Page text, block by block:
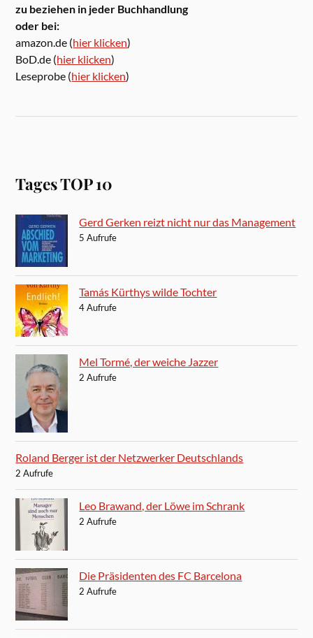
zu beziehen in jeder Buchhandlung
oder bei:
amazon.de (hier klicken)
BoD.de (hier klicken)
Leseprobe (hier klicken)
Tages TOP 10
Gerd Gerken reizt nicht nur das Management
5 Aufrufe
Tamás Kürthys wilde Tochter
4 Aufrufe
Mel Tormé, der weiche Jazzer
2 Aufrufe
Roland Berger ist der Netzwerker Deutschlands
2 Aufrufe
Leo Brawand, der Löwe im Schrank
2 Aufrufe
Die Präsidenten des FC Barcelona
2 Aufrufe